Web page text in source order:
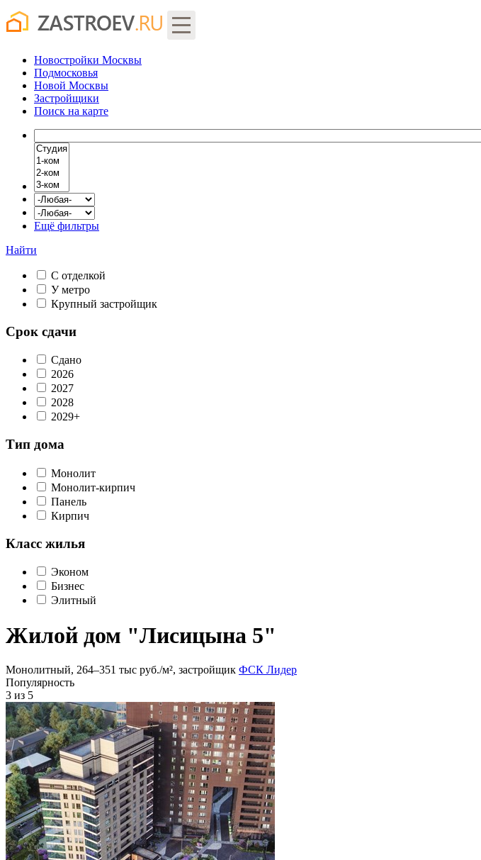
Новостройки Москвы
Подмосковья
Новой Москвы
Застройщики
Поиск на карте
Ещё фильтры
Найти
С отделкой
У метро
Крупный застройщик
Срок сдачи
Сдано
2026
2027
2028
2029+
Тип дома
Монолит
Монолит-кирпич
Панель
Кирпич
Класс жилья
Эконом
Бизнес
Элитный
Жилой дом "Лисицына 5"
Монолитный, 264‒351 тыс руб./м², застройщик ФСК Лидер
Популярность
3 из 5